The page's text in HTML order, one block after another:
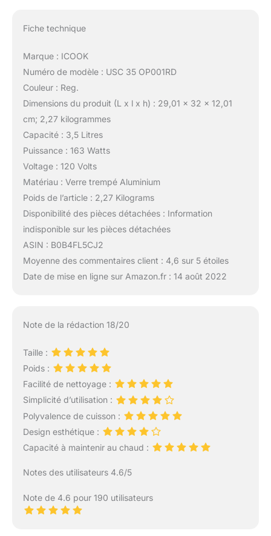
Fiche technique
Marque : ICOOK
Numéro de modèle : USC 35 OP001RD
Couleur : Reg.
Dimensions du produit (L x l x h) : 29,01 x 32 x 12,01
cm; 2,27 kilogrammes
Capacité : 3,5 Litres
Puissance : 163 Watts
Voltage : 120 Volts
Matériau : Verre trempé Aluminium
Poids de l’article : 2,27 Kilograms
Disponibilité des pièces détachées : Information
indisponible sur les pièces détachées
ASIN : B0B4FL5CJ2
Moyenne des commentaires client : 4,6 sur 5 étoiles
Date de mise en ligne sur Amazon.fr : 14 août 2022
Note de la rédaction 18/20
Taille :
Poids :
Facilité de nettoyage :
Simplicité d’utilisation :
Polyvalence de cuisson :
Design esthétique :
Capacité à maintenir au chaud :
Notes des utilisateurs 4.6/5
Note de 4.6 pour 190 utilisateurs